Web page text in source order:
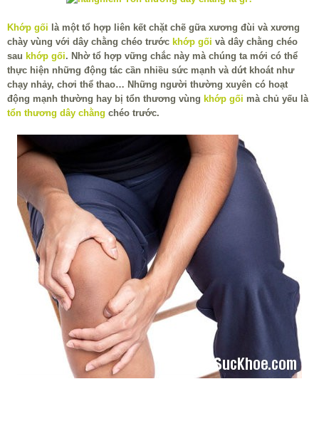
Khớp gối là một tổ hợp liên kết chặt chẽ gữa xương đùi và xương
chày vùng với dây chằng chéo trước khớp gối và dây chằng chéo
sau khớp gối. Nhờ tổ hợp vững chắc này mà chúng ta mới có thể
thực hiện những động tác cần nhiều sức mạnh và dứt khoát như
chạy nhảy, chơi thể thao… Những người thường xuyên có hoạt
động mạnh thường hay bị tổn thương vùng khớp gối mà chủ yếu là
tổn thương dây chằng chéo trước.